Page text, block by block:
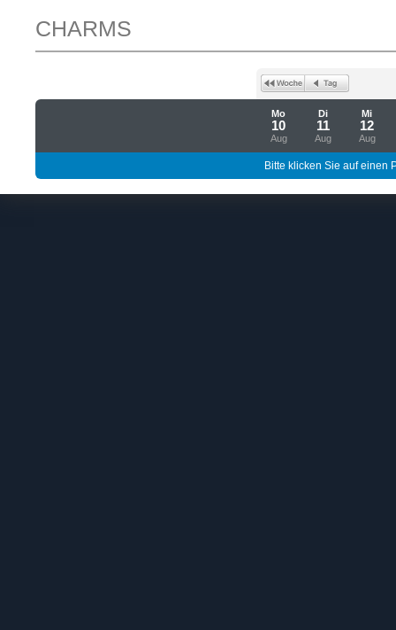
CHARMS
Mo
10
Aug
Di
11
Aug
Mi
12
Aug
Bitte klicken Sie auf einen